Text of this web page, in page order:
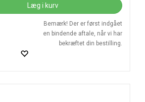
Læg i kurv
Bemærk! Der er først indgået
en bindende aftale, når vi har
bekræftet din bestilling.